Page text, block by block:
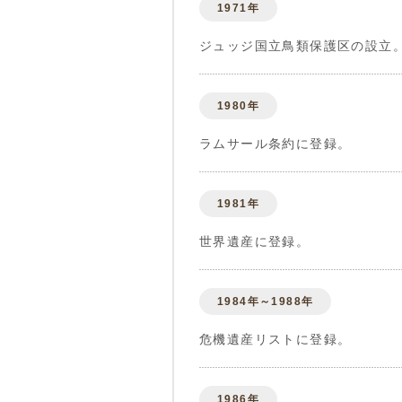
1971年
ジュッジ国立鳥類保護区の設立
1980年
ラムサール条約に登録。
1981年
世界遺産に登録。
1984年～1988年
危機遺産リストに登録。